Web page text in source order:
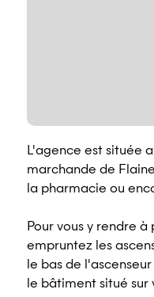
L'agence est située
marchande de
la pharmacie ou
Pour vous y rendre
empruntez les
le bas de
le bâtiment situé sur